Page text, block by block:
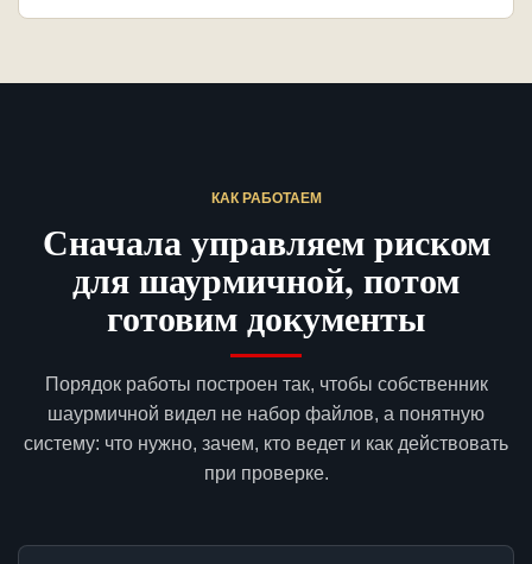
КАК РАБОТАЕМ
Сначала управляем риском
для шаурмичной, потом
готовим документы
Порядок работы построен так, чтобы собственник
шаурмичной видел не набор файлов, а понятную
систему: что нужно, зачем, кто ведет и как действовать
при проверке.